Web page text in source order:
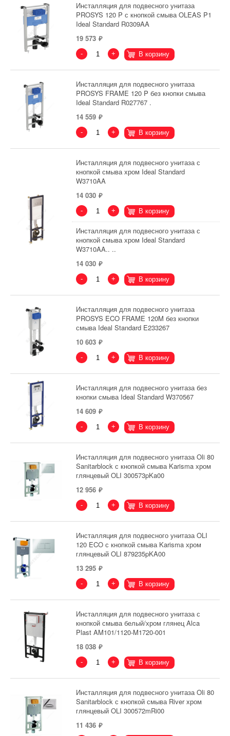
Инсталляция для подвесного унитаза
PROSYS 120 P с кнопкой смыва OLEAS P1
Ideal Standard R0309AA
19 573
- + В корзину
Инсталляция для подвесного унитаза
PROSYS FRAME 120 P без кнопки смыва
Ideal Standard R027767 .
14 559
- + В корзину
Инсталляция для подвесного унитаза с
кнопкой смыва хром Ideal Standard
W3710AA
14 030
- + В корзину
Инсталляция для подвесного унитаза с
кнопкой смыва хром Ideal Standard
W3710AA.. ..
14 030
- + В корзину
Инсталляция для подвесного унитаза
PROSYS ECO FRAME 120M без кнопки
смыва Ideal Standard E233267
10 603
- + В корзину
Инсталляция для подвесного унитаза без
кнопки смыва Ideal Standard W370567
14 609
- + В корзину
Инсталляция для подвесного унитаза Oli 80
Sanitarblock с кнопкой смыва Karisma хром
глянцевый OLI 300573pKa00
12 956
- + В корзину
Инсталляция для подвесного унитаза OLI
120 ECO с кнопкой смыва Karisma хром
глянцевый OLI 879235pKA00
13 295
- + В корзину
Инсталляция для подвесного унитаза с
кнопкой смыва белый/хром глянец Alca
Plast AM101/1120-M1720-001
18 038
- + В корзину
Инсталляция для подвесного унитаза Oli 80
Sanitarblock с кнопкой смыва River хром
глянцевый OLI 300572mRi00
11 436